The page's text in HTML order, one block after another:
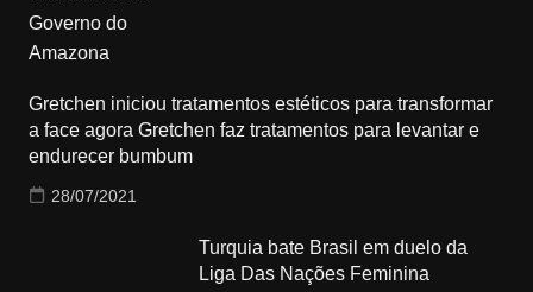
Gretchen iniciou tratamentos estéticos para transformar
a face agora Gretchen faz tratamentos para levantar e
endurecer bumbum
28/07/2021
Turquia bate Brasil em duelo da
Liga Das Nações Feminina